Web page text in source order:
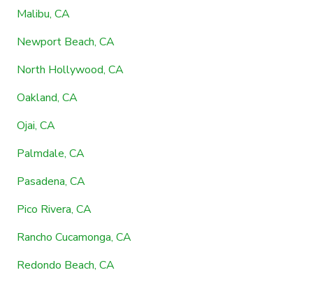
Malibu, CA
Newport Beach, CA
North Hollywood, CA
Oakland, CA
Ojai, CA
Palmdale, CA
Pasadena, CA
Pico Rivera, CA
Rancho Cucamonga, CA
Redondo Beach, CA